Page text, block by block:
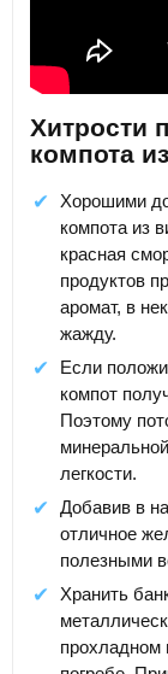
Хитрости
компота
Хорошими
компота из
красная
продуктов
аромат, в
жажду.
Если
компот
Поэтому
легкости.
Добавив в
отличное
полезными
Хранить
прохладном